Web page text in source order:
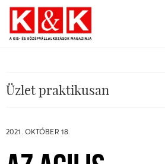
Üzlet praktikusan
2021. OKTÓBER 18.